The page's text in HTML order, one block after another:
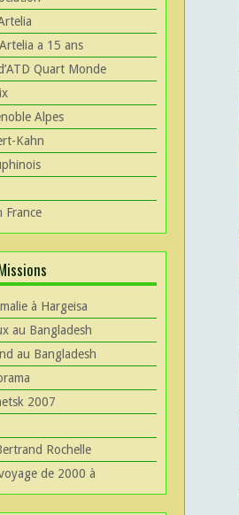
a 15 ans
Quart Monde
Alpes
Kahn
France
à Hargeisa
au Bangladesh
au Bangladesh
2007
Rochelle
de 2000 à